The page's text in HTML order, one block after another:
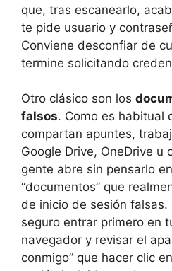
que, tras escanearlo,
te pide usuario y
Conviene desconfiar de
termine solicitando
Otro clásico son los
falsos. Como es habitual
compartan apuntes,
Google Drive, OneDrive u
gente abre sin pensarlo
“documentos” que
de inicio de sesión falsas.
seguro entrar primero en
navegador y revisar el
conmigo” que hacer clic